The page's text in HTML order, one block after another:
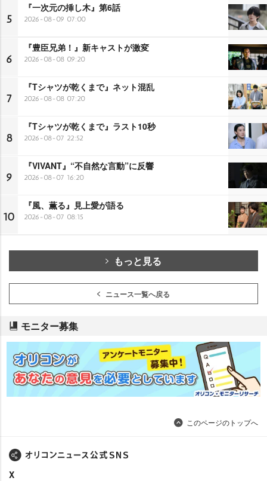
5
『一次元の挿し木』第6話
2026-08-09 07:00
6
『豊臣兄弟！』新キャストが激変
2026-08-08 09:20
7
『Tシャツが乾くまで』ネット混乱
2026-08-08 07:20
8
『Tシャツが乾くまで』ラスト10秒
2026-08-07 22:52
9
『VIVANT』“不自然な言動”に反響
2026-08-07 16:20
10
『風、薫る』見上愛が語る
2026-08-07 08:15
もっと見る
ニュース一覧へ戻る
モニター募集
このページのトップへ
X